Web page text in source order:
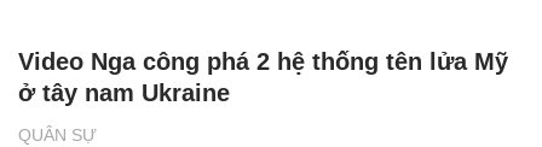
QUÂN SỰ
Video Nga công phá 2 hệ thống tên lửa Mỹ
ở tây nam Ukraine